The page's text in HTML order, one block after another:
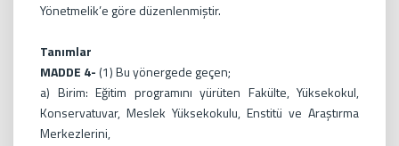
Yönetmelik’e göre düzenlenmiştir.
Tanımlar
MADDE 4- (1) Bu yönergede geçen;
a) Birim: Eğitim programını yürüten Fakülte, Yüksekokul,
Konservatuvar, Meslek Yüksekokulu, Enstitü ve Araştırma
Merkezlerini,